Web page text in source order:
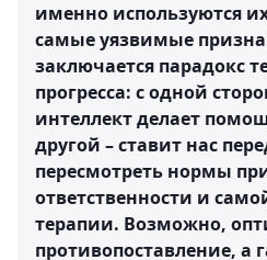
именно используются
самые уязвимые
заключается парадокс
прогресса: с одной
интеллект делает
другой – ставит нас
пересмотреть нормы
ответственности и
терапии. Возможно,
противопоставление, а